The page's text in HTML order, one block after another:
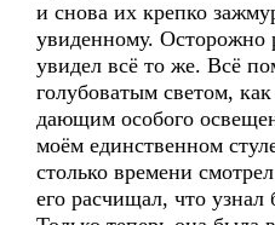
и снова их крепко
увиденному. Осторожно
увидел всё то же. Всё
голубоватым светом,
дающим особого
моём единственном
столько времени
его расчищал, что узнал